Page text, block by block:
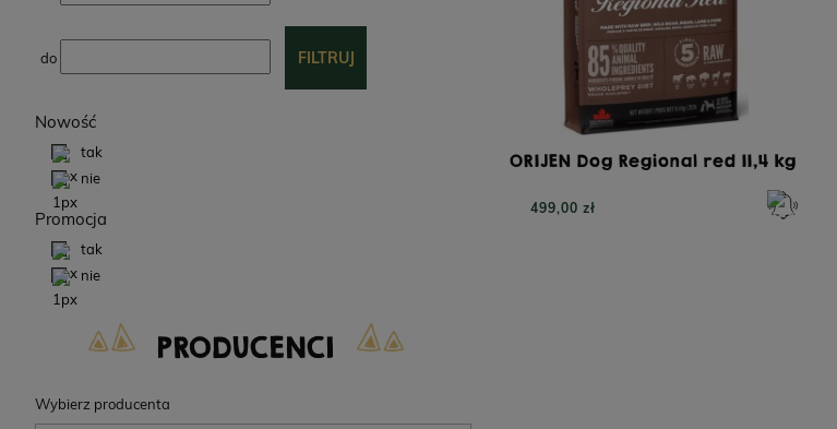
do FILTRUJ
Nowość
tak
nie
Promocja
tak
nie
PRODUCENCI
Wybierz producenta
ORIJEN Dog Regional red 11,4 kg
499,00 zł